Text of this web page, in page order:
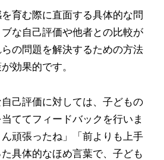
育む際に直面する具体的な問
な自己評価や他者との比較が
の問題を解決するための方法
効果的です。
己評価に対しては、子どもの
ててフィードバックを行いま
頑張ったね」「前よりも上手
具体的なほめ言葉で、子ども